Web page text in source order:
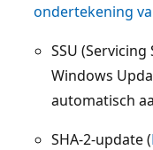
ondertekening
SSU
Windows
automatisch
SHA-2-update (